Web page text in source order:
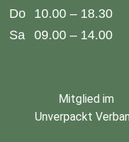
Do
Sa
10.00 – 18.30
09.00 – 14.00
Mitglied im
Unverpackt